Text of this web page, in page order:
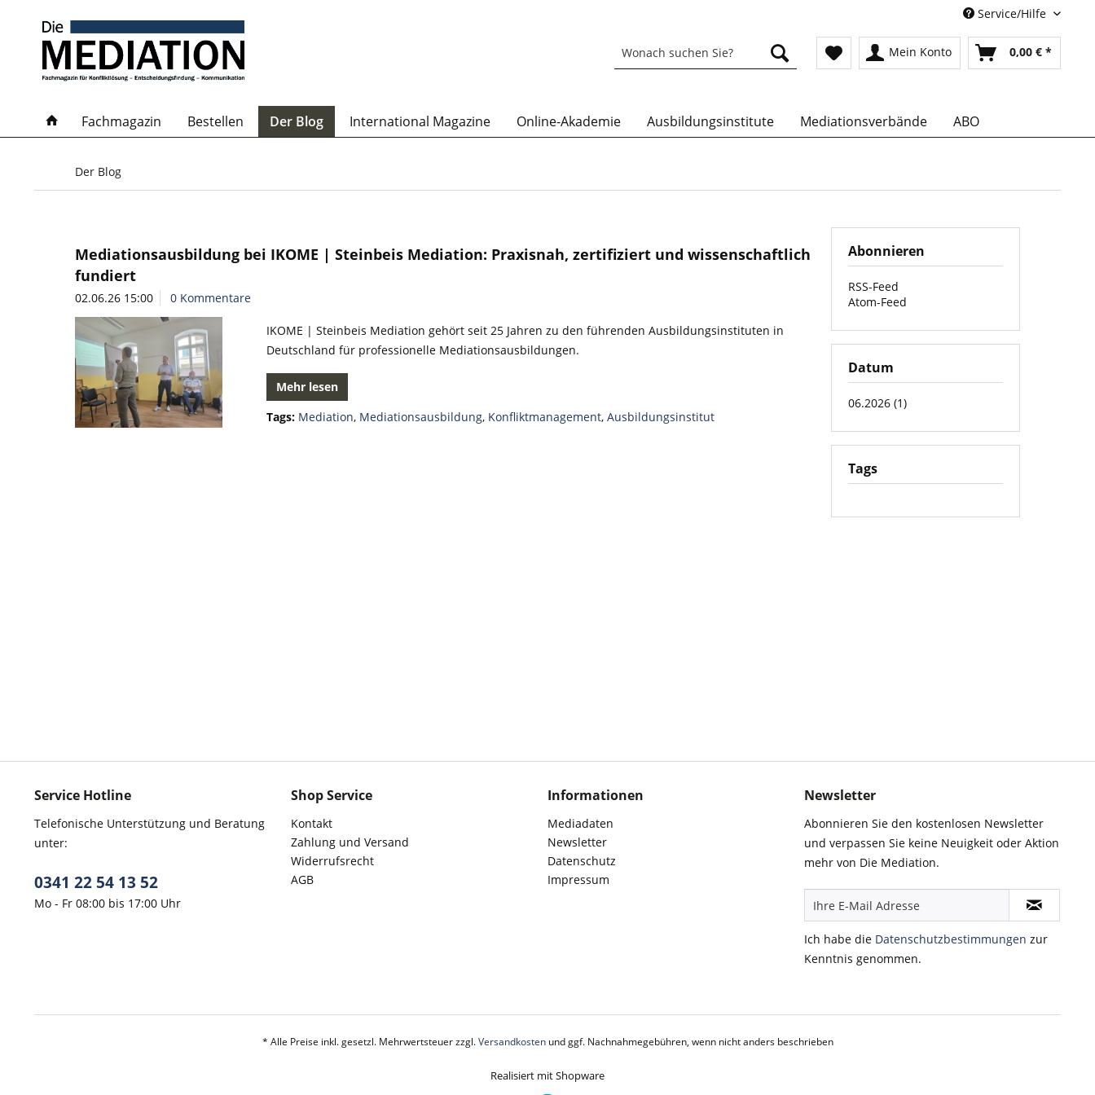
Service/Hilfe
Mein Konto 0,00 € *
Fachmagazin Bestellen Der Blog International Magazine Online-Akademie Ausbildungsinstitute Mediationsverbände ABO
Der Blog
Abonnieren
RSS-Feed
Atom-Feed
Datum
06.2026 (1)
Tags
Mediationsausbildung bei IKOME | Steinbeis Mediation: Praxisnah, zertifiziert und wissenschaftlich
fundiert
02.06.26 15:00 0 Kommentare
IKOME | Steinbeis Mediation gehört seit 25 Jahren zu den führenden Ausbildungsinstituten in
Deutschland für professionelle Mediationsausbildungen.
Mehr lesen
Tags: Mediation, Mediationsausbildung, Konfliktmanagement,Ausbildungsinstitut
Service Hotline
Telefonische Unterstützung und Beratung
unter:
0341 22 54 13 52
Mo - Fr 08:00 bis 17:00 Uhr
Shop Service
Kontakt
Zahlung und Versand
Widerrufsrecht
AGB
Informationen
Mediadaten
Newsletter
Datenschutz
Impressum
Newsletter
Abonnieren Sie den kostenlosen Newsletter
und verpassen Sie keine Neuigkeit oder Aktion
mehr von Die Mediation.
Ich habe die Datenschutzbestimmungen zur
Kenntnis genommen.
* Alle Preise inkl. gesetzl. Mehrwertsteuer zzgl.Versandkostenund ggf. Nachnahmegebühren, wenn nicht anders beschrieben
Realisiert mit Shopware